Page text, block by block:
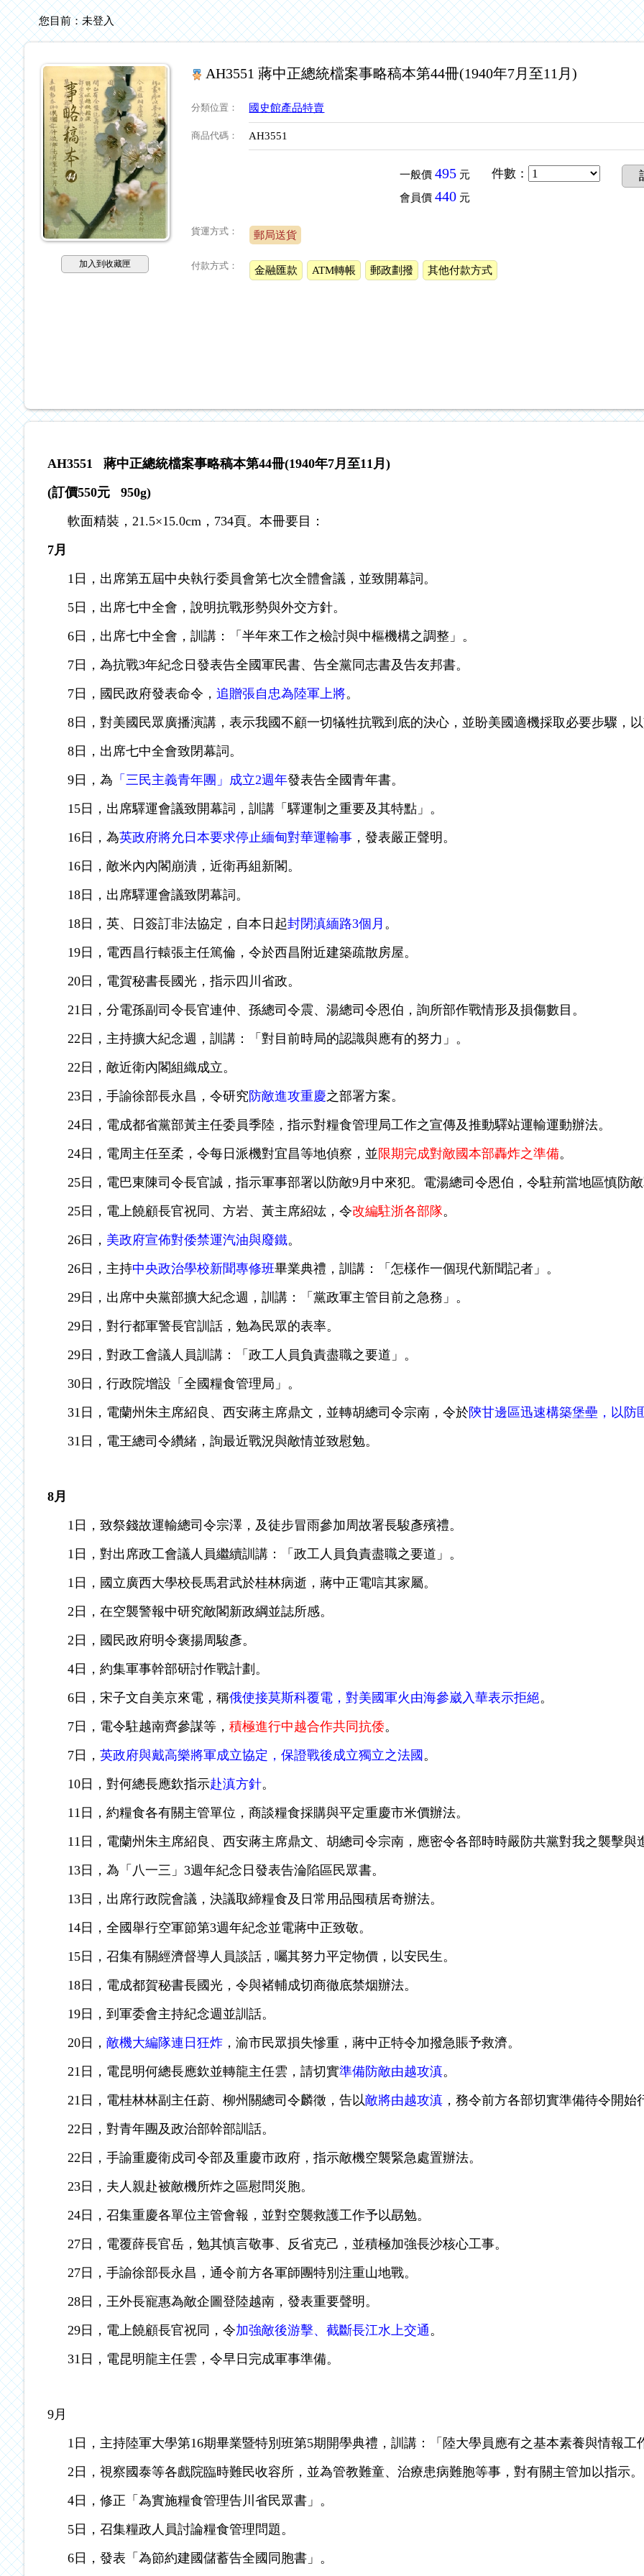
您目前：未登入
加入到收藏匣
AH3551 蔣中正總統檔案事略稿本第44冊(1940年7月至11月)
分類位置 ： 國史館產品特賣
商品代碼 ： AH3551
一般價 495 元
會員價 440 元
件數 ：
貨運方式： 郵局送貨
付款方式： 金融匯款 ATM轉帳 郵政劃撥 其他付款方式
AH3551 蔣中正總統檔案事略稿本第44冊(1940年7月至11月)
(訂價550元 950g)
軟面精裝，21.5×15.0cm，734頁。本冊要目：
7月
1日，出席第五屆中央執行委員會第七次全體會議，並致開幕詞。
5日，出席七中全會，說明抗戰形勢與外交方針。
6日，出席七中全會，訓講：「半年來工作之檢討與中樞機構之調整」。
7日，為抗戰3年紀念日發表告全國軍民書、告全黨同志書及告友邦書。
7日，國民政府發表命令，追贈張自忠為陸軍上將。
8日，對美國民眾廣播演講，表示我國不顧一切犠牲抗戰到底的決心，並盼美國適機採取必要步驟，
8日，出席七中全會致閉幕詞。
9日，為 「三民主義青年團」成立2週年發表告全國青年書。
15日，出席驛運會議致開幕詞，訓講「驛運制之重要及其特點」。
16日，為英政府將允日本要求停止緬甸對華運輸事 ，發表嚴正聲明。
16日，敵米內內閣崩潰，近衛再組新閣。
18日，出席驛運會議致閉幕詞。
18日，英、日簽訂非法協定，自本日起封閉滇緬路3個月 。
19日，電西昌行轅張主任篤倫，令於西昌附近建築疏散房屋。
20日，電賀秘書長國光，指示四川省政。
21日，分電孫副司令長官連仲、孫總司令震、湯總司令恩伯，詢所部作戰情形及損傷數目。
22日，主持擴大紀念週，訓講：「對目前時局的認識與應有的努力」。
22日，敵近衛內閣組織成立。
23日，手諭徐部長永昌，令研究 防敵進攻重慶之部署方案。
24日，電成都省黨部黃主任委員季陸，指示對糧食管理局工作之宣傳及推動驛站運輸運動辦法。
24日，電周主任至柔，令每日派機對宜昌等地偵察，並 限期完成對敵國本部轟炸之準備。
25日，電巴東陳司令長官誠，指示軍事部署以防敵9月中來犯。電湯總司令恩伯，令駐荊當地區慎防
25日，電上饒顧長官祝同、方岩、黃主席紹竑，令改編駐浙各部隊。
26日， 美政府宣佈對倭禁運汽油與廢鐵。
26日，主持中央政治學校新聞專修班畢業典禮，訓講：「怎樣作一個現代新聞記者」。
29日，出席中央黨部擴大紀念週，訓講：「黨政軍主管目前之急務」。
29日，對行都軍警長官訓話，勉為民眾的表率。
29日，對政工會議人員訓講：「政工人員負責盡職之要道」。
30日，行政院增設「全國糧食管理局」。
31日，電蘭州朱主席紹良、西安蔣主席鼎文，並轉胡總司令宗南，令於陝甘邊區迅速構築堡壘，以防
31日，電王總司令纘緒，詢最近戰況與敵情並致慰勉。
8月
1日，致祭錢故運輸總司令宗澤，及徒步冒雨參加周故署長駿彥殯禮。
1日，對出席政工會議人員繼續訓講：「政工人員負責盡職之要道」。
1日，國立廣西大學校長馬君武於桂林病逝，蔣中正電唁其家屬。
2日，在空襲警報中研究敵閣新政綱並誌所感。
2日，國民政府明令褒揚周駿彥。
4日，約集軍事幹部研討作戰計劃。
6日，宋子文自美京來電，稱俄使接莫斯科覆電，對美國軍火由海參崴入華表示拒絕。
7日，電令駐越南齊參謀等，積極進行中越合作共同抗倭。
7日，英政府與戴高樂將軍成立協定，保證戰後成立獨立之法國 。
10日，對何總長應欽指示赴滇方針。
11日，約糧食各有關主管單位，商談糧食採購與平定重慶市米價辦法。
11日，電蘭州朱主席紹良、西安蔣主席鼎文、胡總司令宗南，應密令各部時時嚴防共黨對我之襲擊與
13日，為「八一三」3週年紀念日發表告淪陷區民眾書。
13日，出席行政院會議，決議取締糧食及日常用品囤積居奇辦法。
14日，全國舉行空軍節第3週年紀念並電蔣中正致敬。
15日，召集有關經濟督導人員談話，囑其努力平定物價，以安民生。
18日，電成都賀秘書長國光，令與褚輔成切商徹底禁烟辦法。
19日，到軍委會主持紀念週並訓話。
20日，敵機大編隊連日狂炸 ，渝市民眾損失慘重，蔣中正特令加撥急賬予救濟。
21日，電昆明何總長應欽並轉龍主任雲，請切實準備防敵由越攻滇。
21日，電桂林林副主任蔚、柳州關總司令麟徵，告以敵將由越攻滇 ，務令前方各部切實準備待令開始
22日，對青年團及政治部幹部訓話。
22日，手諭重慶衛戍司令部及重慶市政府，指示敵機空襲緊急處置辦法。
23日，夫人親赴被敵機所炸之區慰問災胞。
24日，召集重慶各單位主管會報，並對空襲救護工作予以勗勉。
27日，電覆薛長官岳，勉其慎言敬事、反省克己，並積極加強長沙核心工事。
27日，手諭徐部長永昌，通令前方各軍師團特別注重山地戰。
28日，王外長寵惠為敵企圖登陸越南，發表重要聲明。
29日，電上饒顧長官祝同，令加強敵後游擊、截斷長江水上交通。
31日，電昆明龍主任雲，令早日完成軍事準備。
9月
1日，主持陸軍大學第16期畢業暨特別班第5期開學典禮，訓講：「陸大學員應有之基本素養與情報工
2日，視察國泰等各戲院臨時難民收容所，並為管教難童、治療患病難胞等事，對有關主管加以指示。
4日，修正「為實施糧食管理告川省民眾書」。
5日，召集糧政人員討論糧食管理問題。
6日，發表「為節約建國儲蓄告全國同胞書」。